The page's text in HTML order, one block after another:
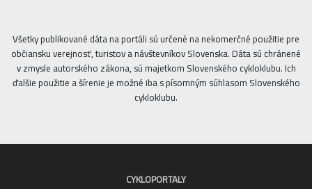
Všetky publikované dáta na portáli sú určené na nekomerčné použitie pre
občiansku verejnosť, turistov a návštevníkov Slovenska. Dáta sú chránené
v zmysle autorského zákona, sú majetkom Slovenského cykloklubu. Ich
ďalšie použitie a šírenie je možné iba s písomným súhlasom Slovenského
cykloklubu.
CYKLOPORTALY